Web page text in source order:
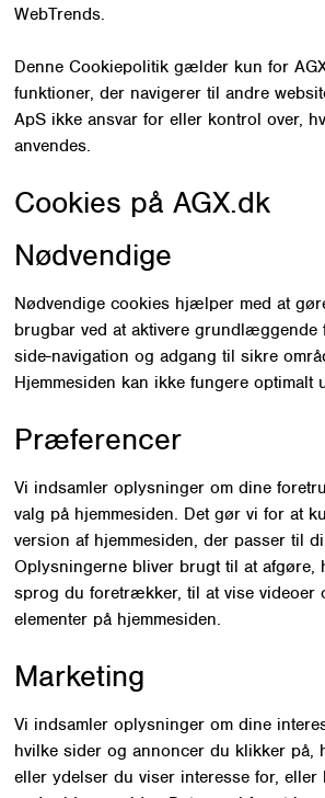
WebTrends.
Denne Cookiepolitik gælder kun for
funktioner, der navigerer til andre
ApS ikke ansvar for eller kontrol over,
anvendes.
Cookies på AGX.dk
Nødvendige
Nødvendige cookies hjælper med at
brugbar ved at aktivere grundlæggende
side-navigation og adgang til sikre
Hjemmesiden kan ikke fungere optimalt
Præferencer
Vi indsamler oplysninger om dine
valg på hjemmesiden. Det gør vi for at
version af hjemmesiden, der passer til
Oplysningerne bliver brugt til at afgøre,
sprog du foretrækker, til at vise videoer
elementer på hjemmesiden.
Marketing
Vi indsamler oplysninger om dine
hvilke sider og annoncer du klikker på,
eller ydelser du viser interesse for, eller